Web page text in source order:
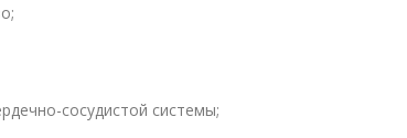
сосудистой системы;